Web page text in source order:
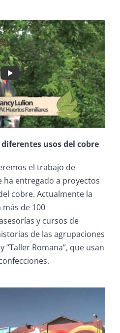
usos del cobre
el trabajo de
ha entregado a proyectos
cobre. Actualmente la
más de 100
y cursos de
de las agrupaciones
“Taller Romana”, que usan